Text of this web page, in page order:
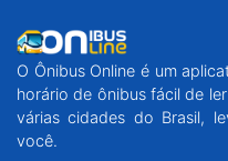
O Ônibus Online é um
horário de ônibus fácil de
várias cidades do Brasil,
você.